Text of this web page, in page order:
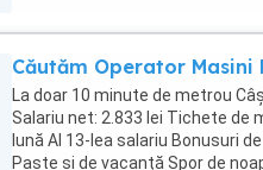
Căutăm Operator Masini
La doar 10 minute de metrou
Salariu net: 2.833 lei Tichete de
lună Al 13-lea salariu Bonusuri
Paște și de vacanță Spor de